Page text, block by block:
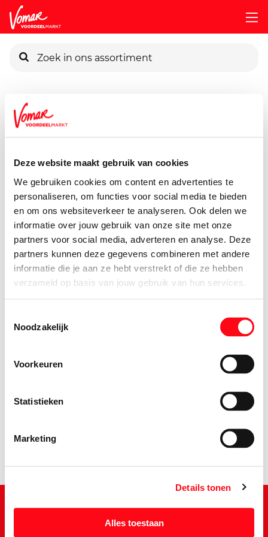
Deze website maakt gebruik van cookies
We gebruiken cookies om content en advertenties te
personaliseren, om functies voor social media te bieden
en om ons websiteverkeer te analyseren. Ook delen we
informatie over jouw gebruik van onze site met onze
partners voor social media, adverteren en analyse. Deze
partners kunnen deze gegevens combineren met andere
informatie die je aan ze hebt verstrekt of die ze hebben
verzameld op basis van jouw gebruik van hun services.
Noodzakelijk
Voorkeuren
Statistieken
Marketing
Details tonen
Alles toestaan
Pincode vergeten
Persoonlijk KIK-account
Assortiment
165 gram
2.49